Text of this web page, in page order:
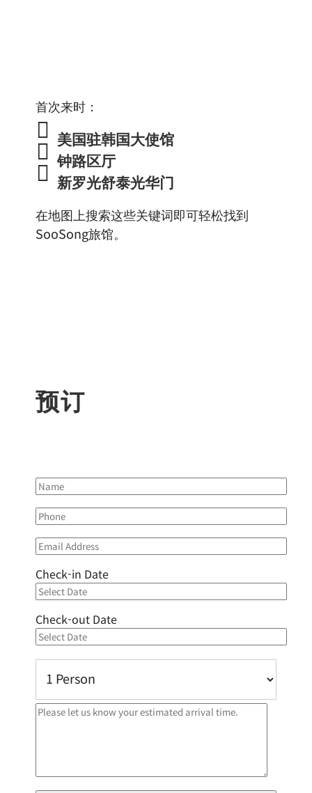
首次来时：
 美国驻韩国大使馆
 钟路区厅
 新罗光舒泰光华门
在地图上搜索这些关键词即可轻松找到
SooSong旅馆。
预订
Check-in Date
Check-out Date